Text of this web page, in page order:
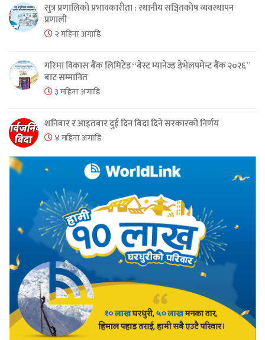
सुत्र प्रणालिको प्रभावकारीता : स्थानीय सञ्चितकोष व्यवस्थापन
प्रणाली
२ महिना अगाडि
गरिमा विकास बैंक लिमिटेड “बेस्ट म्यानेज्ड डेभेलपमेन्ट बैंक २०२६”
बाट सम्मानित
३ महिना अगाडि
शनिबार र आइतबार दुई दिन बिदा दिने सरकारको निर्णय
४ महिना अगाडि